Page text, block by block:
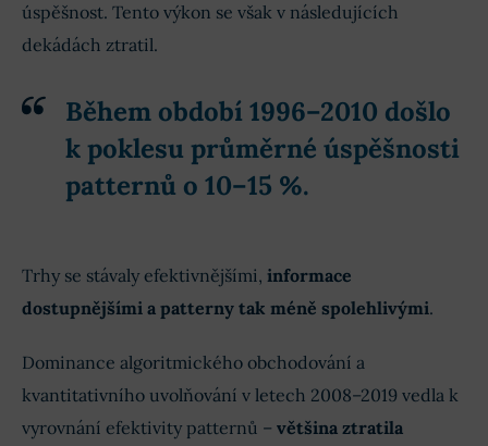
úspěšnost. Tento výkon se však v následujících
dekádách ztratil.
Během období 1996–2010 došlo
k poklesu průměrné úspěšnosti
patternů o 10–15 %.
Trhy se stávaly efektivnějšími, informace
dostupnějšími a patterny tak méně spolehlivými.
Dominance algoritmického obchodování a
kvantitativního uvolňování v letech 2008–2019 vedla k
vyrovnání efektivity patternů – většina ztratila